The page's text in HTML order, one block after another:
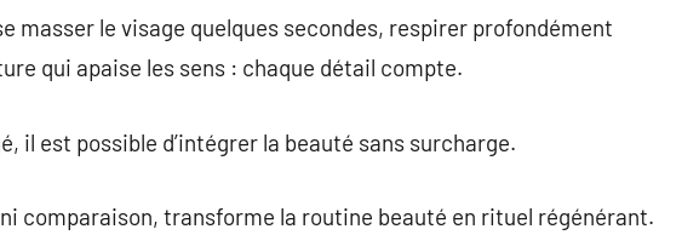
masser le visage quelques secondes, respirer profondément
qui apaise les sens : chaque détail compte.
il est possible d’intégrer la beauté sans surcharge.
comparaison, transforme la routine beauté en rituel régénérant.